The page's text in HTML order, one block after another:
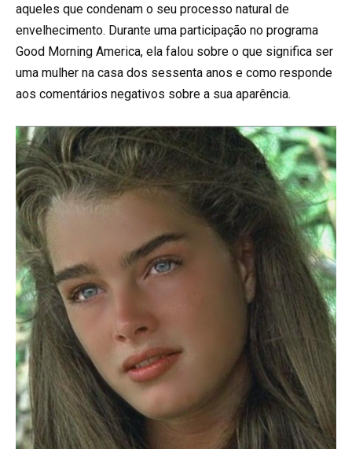
aqueles que condenam o seu processo natural de
envelhecimento. Durante uma participação no programa
Good Morning America, ela falou sobre o que significa ser
uma mulher na casa dos sessenta anos e como responde
aos comentários negativos sobre a sua aparência.